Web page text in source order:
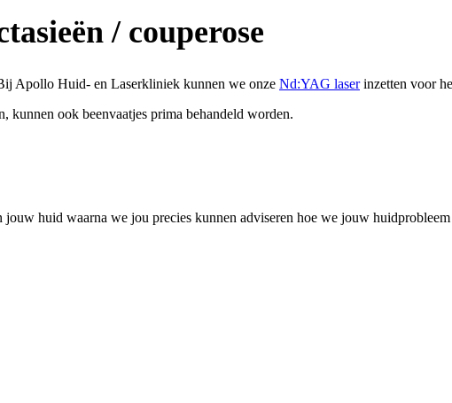
/ couperose
Apollo Huid- en Laserkliniek kunnen we onze Nd:YAG laserinzetten voor
kunnen ook beenvaatjes prima behandeld worden.
huid waarna we jou precies kunnen adviseren hoe we jouw huidprobleem